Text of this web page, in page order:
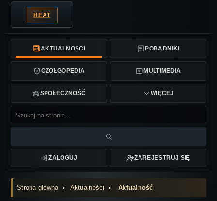
HEAT
AKTUALNOŚCI PORADNIKI
CZOŁGOPEDIA MULTIMEDIA
SPOŁECZNOŚĆ WIĘCEJ
ZALOGUJ ZAREJESTRUJ SIĘ
Strona główna» Aktualności »Aktualność